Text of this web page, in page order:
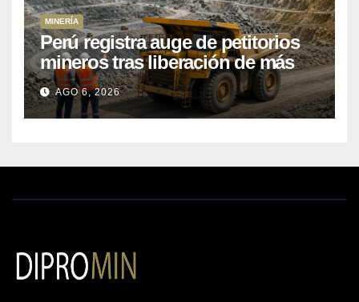
MINERÍA
Perú registra auge de petitorios
mineros tras liberación de más
de mil concesiones para explorar
cobre y oro
AGO 6, 2026